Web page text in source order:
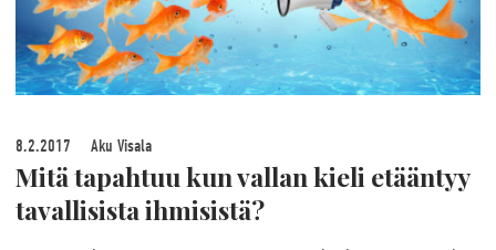
8.2.2017 Aku Visala
Mitä tapahtuu kun vallan kieli etääntyy
tavallisista ihmisistä?